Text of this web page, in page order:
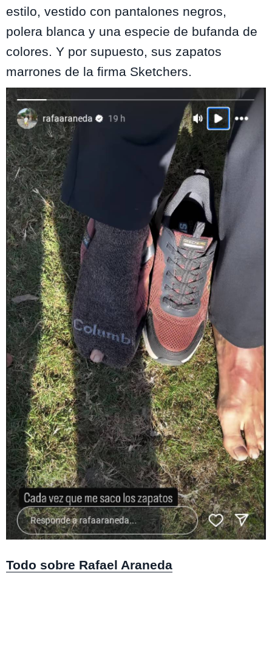
estilo, vestido con pantalones negros,
polera blanca y una especie de bufanda de
colores. Y por supuesto, sus zapatos
marrones de la firma Sketchers.
Todo sobre Rafael Araneda